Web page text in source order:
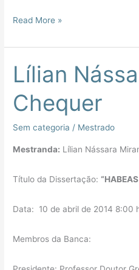
Read More »
Lílian
Chequer
Sem categoria / Mestrado
Mestranda: Lílian Nássara
Título da Dissertação:
Data: 10 de abril de 2014 8:00
Membros da Banca:
Lílian
Nássara
Miranda
Chequer